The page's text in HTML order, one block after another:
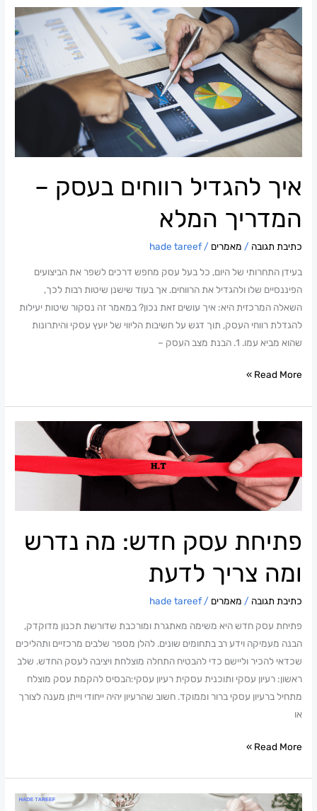
איך להגדיל רווחים בעסק –
המדריך המלא
כתיבת תגובה / מאמרים /
hade tareef
בעידן התחרותי של היום, כל בעל עסק מחפש דרכים לשפר את הביצועים
הפיננסיים שלו ולהגדיל את הרווחים. אך בעוד שישנן שיטות רבות לכך,
השאלה המרכזית היא: איך עושים זאת נכון? במאמר זה נסקור שיטות יעילות
להגדלת רווחי העסק, תוך דגש על חשיבות הליווי של יועץ עסקי והיתרונות
שהוא מביא עמו. 1. הבנת מצב העסק –
איך
להגדיל
רווחים
בעסק
–
המדריך
המלא
Read More »
פתיחת עסק חדש: מה נדרש
ומה צריך לדעת
כתיבת תגובה / מאמרים /
hade tareef
פתיחת עסק חדש היא משימה מאתגרת ומורכבת שדורשת תכנון מדוקדק,
הבנה מעמיקה וידע רב בתחומים שונים. להלן מספר שלבים מרכזיים ותהליכים
שכדאי להכיר וליישם כדי להבטיח התחלה מוצלחת ויציבה לעסק החדש. שלב
ראשון: רעיון עסקי ותוכנית עסקית רעיון עסקי:הבסיס להקמת עסק מוצלח
מתחיל ברעיון עסקי ברור וממוקד. חשוב שהרעיון יהיה ייחודי וייתן מענה לצורך
או
עסק
מה
נדרש
צריך
לדעת
Read More »
ייצור